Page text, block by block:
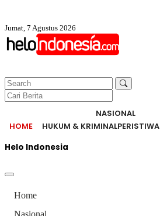
Jumat, 7 Agustus 2026
HOME
NASIONAL
HUKUM & KRIMINALPERISTIWA
Helo Indonesia
Home